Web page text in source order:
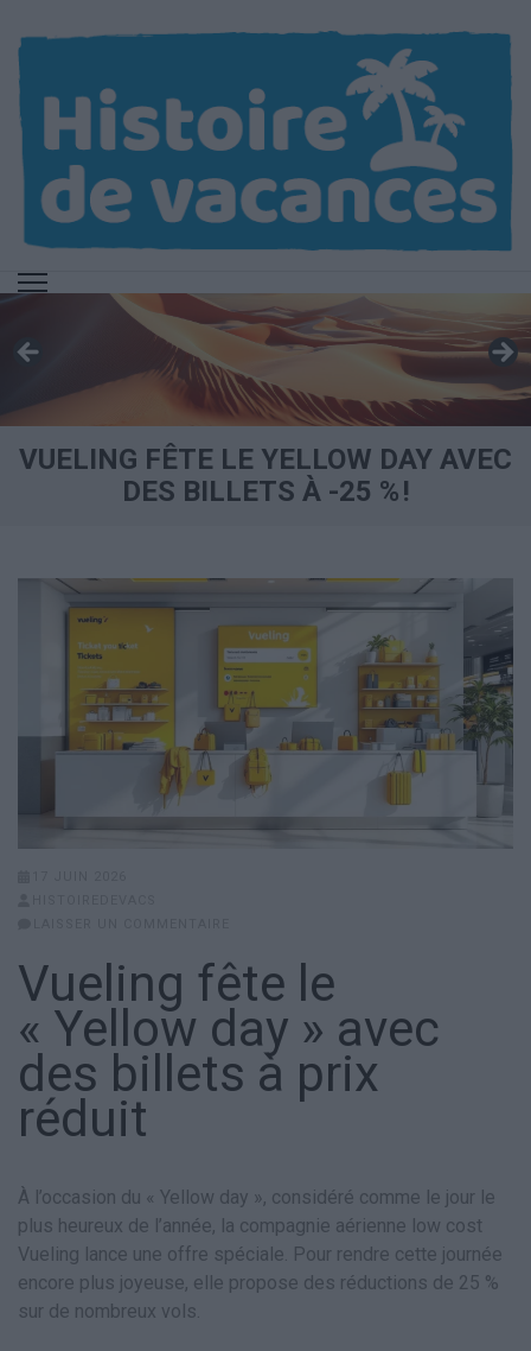
contenu
(Pressez
Entrée)
VUELING FÊTE LE YELLOW DAY AVEC
DES BILLETS À -25 % !
Vueling fête le
« Yellow day » avec
des billets à prix
réduit
À l’occasion du « Yellow day », considéré comme le jour le
plus heureux de l’année, la compagnie aérienne low cost
Vueling lance une offre spéciale. Pour rendre cette journée
encore plus joyeuse, elle propose des réductions de 25 %
sur de nombreux vols.